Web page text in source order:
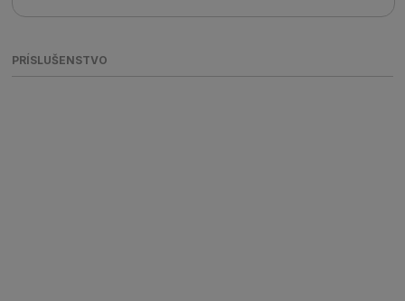
PRÍSLUŠENSTVO